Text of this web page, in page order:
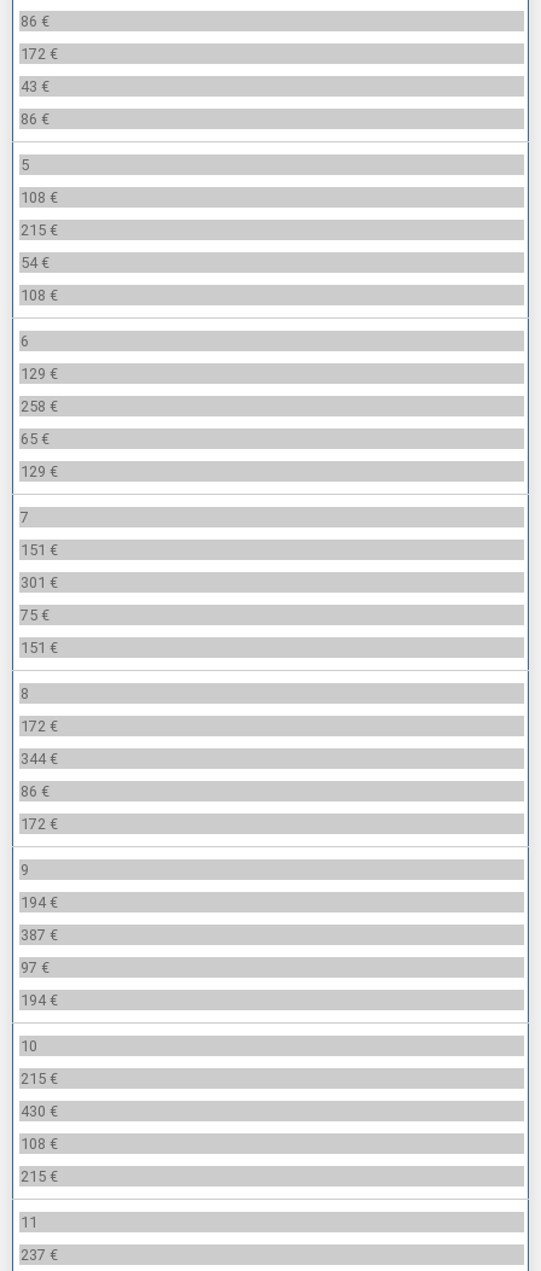
86 €
172 €
43 €
86 €
5
108 €
215 €
54 €
108 €
6
129 €
258 €
65 €
129 €
7
151 €
301 €
75 €
151 €
8
172 €
344 €
86 €
172 €
9
194 €
387 €
97 €
194 €
10
215 €
430 €
108 €
215 €
11
237 €